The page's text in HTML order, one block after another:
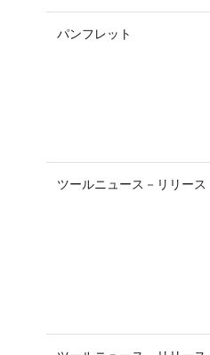
パンフレット
ツールニュース－リリース